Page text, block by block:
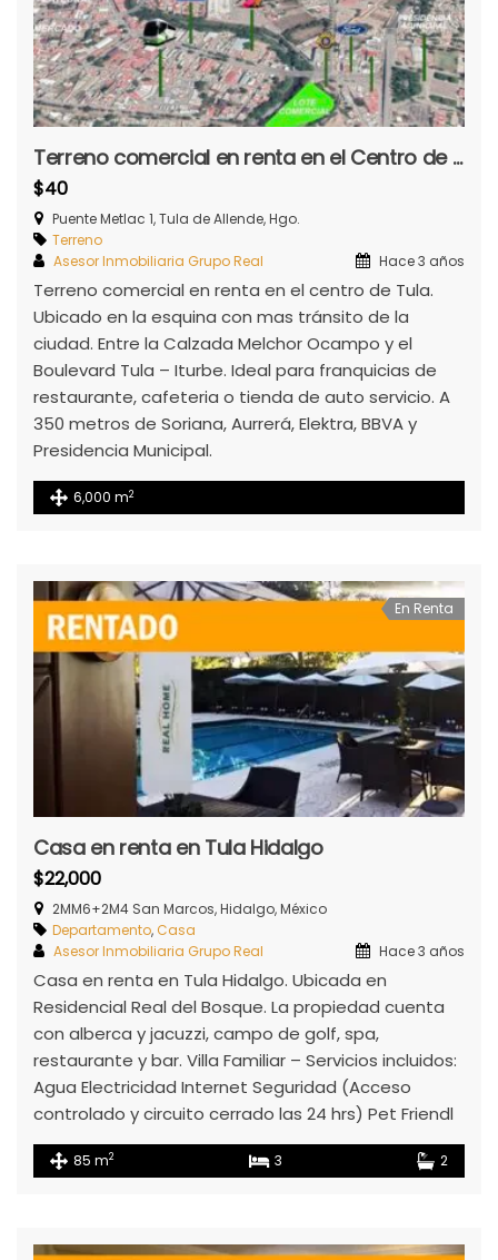
Terreno comercial en renta en el Centro de Tula
$40
Puente Metlac 1, Tula de Allende, Hgo.
Terreno
Asesor Inmobiliaria Grupo Real
Hace 3 años
Terreno comercial en renta en el centro de Tula.
Ubicado en la esquina con mas tránsito de la
ciudad. Entre la Calzada Melchor Ocampo y el
Boulevard Tula – Iturbe. Ideal para franquicias de
restaurante, cafeteria o tienda de auto servicio. A
350 metros de Soriana, Aurrerá, Elektra, BBVA y
Presidencia Municipal.
6,000 m2
En Renta
Casa en renta en Tula Hidalgo
$22,000
2MM6+2M4 San Marcos, Hidalgo, México
Departamento,Casa
Asesor Inmobiliaria Grupo Real
Hace 3 años
Casa en renta en Tula Hidalgo. Ubicada en
Residencial Real del Bosque. La propiedad cuenta
con alberca y jacuzzi, campo de golf, spa,
restaurante y bar. Villa Familiar – Servicios incluidos:
Agua Electricidad Internet Seguridad (Acceso
controlado y circuito cerrado las 24 hrs) Pet Friendl
85 m2 3 2